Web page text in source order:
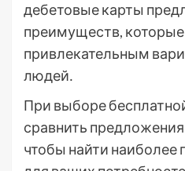
дебетовые карты
преимуществ,
привлекательным
людей․
При выборе
сравнить
чтобы найти